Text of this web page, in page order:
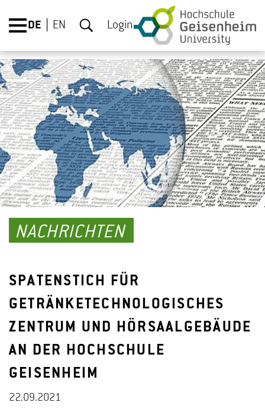
DE EN Login
NACHRICHTEN
SPATENSTICH FÜR
GETRÄNKETECHNOLOGISCHES
ZENTRUM UND HÖRSAALGEBÄUDE
AN DER HOCHSCHULE
GEISENHEIM
22.09.2021